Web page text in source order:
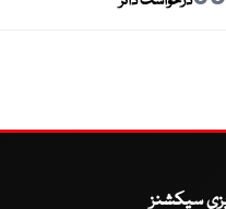
سیکشنز